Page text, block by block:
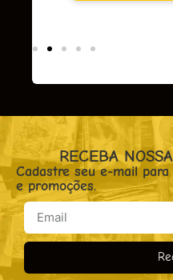
RECEBA
Cadastre seu e-mail
e promoções.